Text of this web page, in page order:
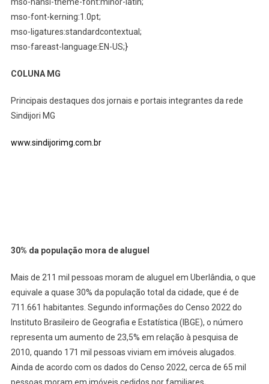
mso-font-kerning:1.0pt;
mso-ligatures:standardcontextual;
mso-fareast-language:EN-US;}
COLUNA MG
Principais destaques dos jornais e portais integrantes da rede
Sindijori MG
www.sindijorimg.com.br
30% da população mora de aluguel
Mais de 211 mil pessoas moram de aluguel em Uberlândia, o que
equivale a quase 30% da população total da cidade, que é de
711.661 habitantes. Segundo informações do Censo 2022 do
Instituto Brasileiro de Geografia e Estatística (IBGE), o número
representa um aumento de 23,5% em relação à pesquisa de
2010, quando 171 mil pessoas viviam em imóveis alugados.
Ainda de acordo com os dados do Censo 2022, cerca de 65 mil